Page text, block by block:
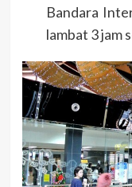
Bandara
lambat 3 jam